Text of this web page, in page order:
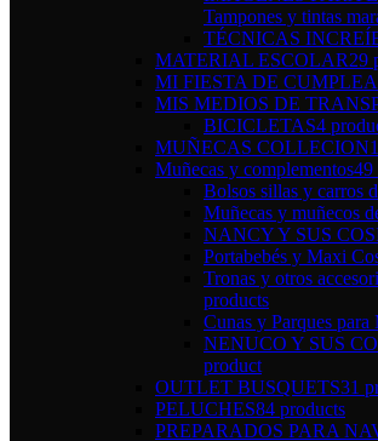
Tampones y tintas
TÉCNICAS
MATERIAL ESCOLAR29
MI FIESTA DE
MIS MEDIOS DE
BICICLETAS4
MUÑECAS COLLECION
Muñecas y complementos49
Bolsos sillas y carros
Muñecas y muñecos
NANCY Y SUS
Portabebés y Maxi
Tronas y otros
products
Cunas y Parques para
NENUCO Y SUS
product
OUTLET BUSQUETS31
PELUCHES84 products
PREPARADOS PARA